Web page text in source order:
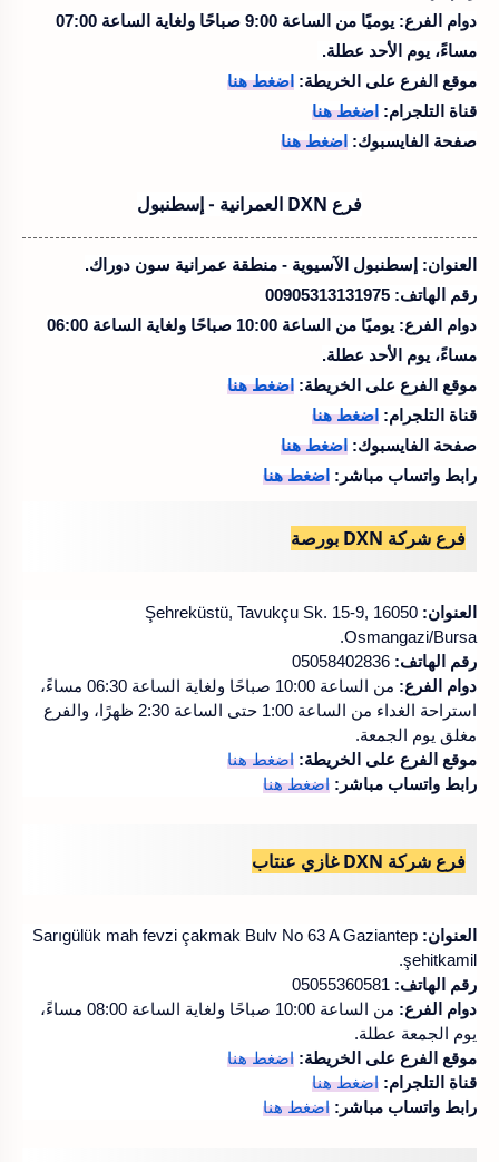
دوام الفرع:
يوميًا من الساعة 9:00 صباحًا ولغاية الساعة 07:00
مساءً، يوم الأحد عطلة.
موقع الفرع على الخريطة: اضغط هنا
قناة التلجرام: اضغط هنا
صفحة الفايسبوك: اضغط هنا
فرع DXN العمرانية - إسطنبول
العنوان: إسطنبول الآسيوية - منطقة عمرانية سون دوراك.
رقم الهاتف:
دوام الفرع:
يوميًا من الساعة 10:00 صباحًا ولغاية الساعة 06:00
مساءً، يوم الأحد عطلة.
موقع الفرع على الخريطة: اضغط هنا
قناة التلجرام: اضغط هنا
صفحة الفايسبوك: اضغط هنا
رابط واتساب مباشر: اضغط هنا
فرع شركة DXN بورصة
العنوان: Şehreküstü, Tavukçu Sk. 15-9, 16050
Osmangazi/Bursa.
رقم الهاتف:
دوام الفرع:
من الساعة 10:00 صباحًا ولغاية الساعة 06:30 مساءً،
استراحة الغداء من الساعة 1:00 حتى الساعة 2:30 ظهرًا، والفرع
مغلق يوم الجمعة.
موقع الفرع على الخريطة: اضغط هنا
رابط واتساب مباشر: اضغط هنا
فرع شركة DXN غازي عنتاب
العنوان: Sarıgülük mah fevzi çakmak Bulv No 63 A Gaziantep
şehitkamil.
رقم الهاتف:
دوام الفرع:
من الساعة 10:00 صباحًا ولغاية الساعة 08:00 مساءً،
يوم الجمعة عطلة.
موقع الفرع على الخريطة: اضغط هنا
قناة التلجرام: اضغط هنا
رابط واتساب مباشر: اضغط هنا